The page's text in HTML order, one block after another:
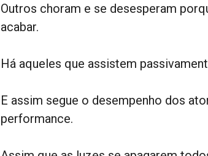
Outros choram e se desesperam
acabar.
Há aqueles que assistem
E assim segue o desempenho dos
performance.